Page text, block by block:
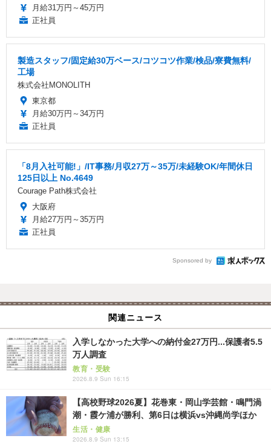
月給31万円～45万円
正社員
製造スタッフ/固定給30万ベース/コツコツ作業/検品/寮費無料/
工場
株式会社MONOLITH
東京都
月給30万円～34万円
正社員
「8月入社可能!」/IT事務/月収27万～35万/未経験OK/年間休日
125日以上 No.4649
Courage Path株式会社
大阪府
月給27万円～35万円
正社員
Sponsored by
関連ニュース
入学しなかった大学への納付金27万円...保護者5.5
万人調査
教育・受験
2026.8.9 Sun 16:15
【高校野球2026夏】花巻東・岡山学芸館・鳴門渦
潮・霞ケ浦が勝利、第6日は横浜vs沖縄尚学ほか
生活・健康
2026.8.9 Sun 13:15